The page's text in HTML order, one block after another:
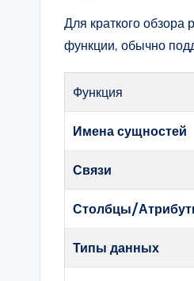
Для краткого
функции, обычно
Функция
Имена сущностей
Связи
Столбцы/
Типы данных